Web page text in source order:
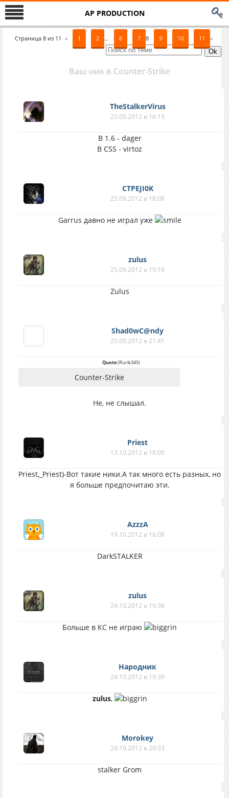
AP PRODUCTION
Страница 8 из 11 « 1 2 … 6 7 8 9 10 11 »
Ваш ник в Counter-Strike
TheStalkerVirus
25.09.2012 в 16:19
В 1.6 - dager
В CSS - virtoz
CTPEJI0K
25.09.2012 в 18:08
Garrus давно не играл уже
zulus
25.09.2012 в 19:18
Zulus
Shad0wC@ndy
25.09.2012 в 21:41
Quote(Rurik345)
Counter-Strike
Не, не слышал.
Priest
13.10.2012 в 18:00
Priest,_Priest)-Вот такие ники.А так много есть разных, но
я больше предпочитаю эти.
AzzzA
19.10.2012 в 16:08
DarkSTALKER
zulus
24.10.2012 в 19:38
Больше в КС не играю
Народник
24.10.2012 в 19:39
zulus,
Morokey
24.10.2012 в 20:33
stalker Grom